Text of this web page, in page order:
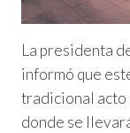
La presidenta
informó que
tradicional acto
donde se